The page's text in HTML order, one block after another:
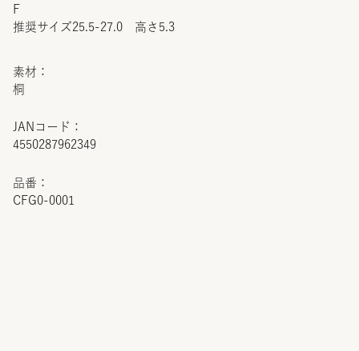
JANコード：
4550287962349
品番：
CFG0-0001
F
推奨サイズ25.5-27.0 高さ5.3
素材：
桐